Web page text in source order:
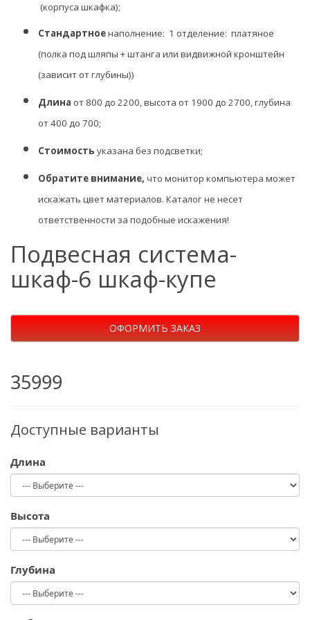
(корпуса шкафка);
Стандартноенаполнение: 1 отделение: платяное
(полка под шляпы + штанга или видвижной кронштейн
(зависит от глубины))
Длина от 800 до 2200, высота от 1900 до 2700, глубина
от 400 до 700;
Стоимость указана без подсветки;
Обратите внимание, что монитор компьютера может
искажать цвет материалов. Каталог не несет
ответственности за подобные искажения!
Подвесная система-
шкаф-6 шкаф-купе
ОФОРМИТЬ ЗАКАЗ
35999
Доступные варианты
Длина
Высота
Глубина